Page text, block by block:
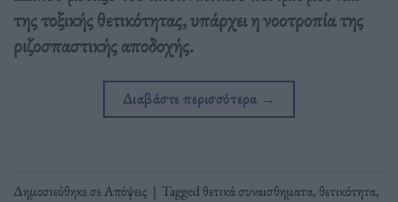
της τοξικής θετικότητας, υπάρχει η νοοτροπία της
ριζοσπαστικής αποδοχής.
Διαβάστε περισσότερα →
Δημοσιεύθηκε σεΑπόψεις | Taggedθετικά συναισθηματα, θετικότητα,